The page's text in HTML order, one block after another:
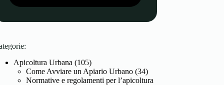
Apicoltura Urbana (105)
Come Avviare un Apiario Urbano (34)
Normative e regolamenti per l’apicoltura